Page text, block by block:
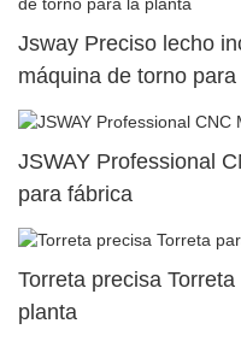
Jsway Preciso lecho
máquina de torno
JSWAY Professional
para fábrica
Torreta precisa
planta